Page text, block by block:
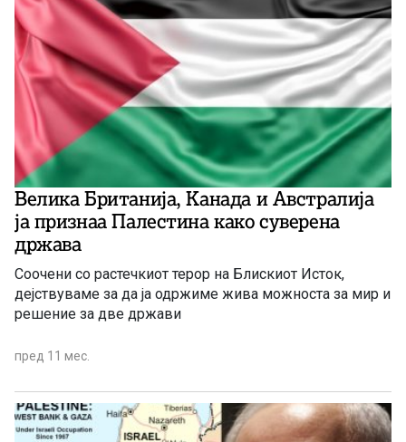
Велика Британија, Канада и Австралија
ја признаа Палестина како суверена
држава
Соочени со растечкиот терор на Блискиот Исток,
дејствуваме за да ја одржиме жива можноста за мир и
решение за две држави
пред 11 мес.